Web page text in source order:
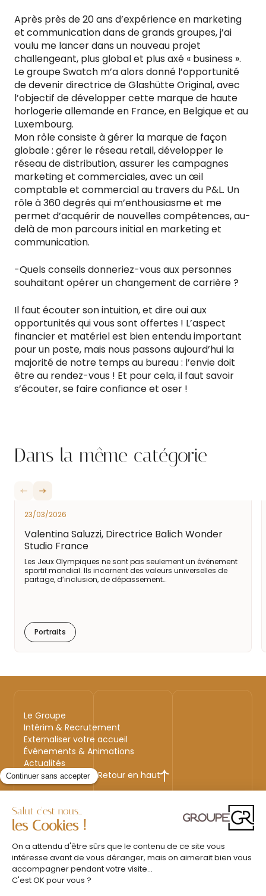
Après près de 20 ans d’expérience en marketing
et communication dans de grands groupes, j’ai
voulu me lancer dans un nouveau projet
challengeant, plus global et plus axé « business ».
Le groupe Swatch m’a alors donné l’opportunité
de devenir directrice de Glashütte Original, avec
l’objectif de développer cette marque de haute
horlogerie allemande en France, en Belgique et au
Luxembourg.
Mon rôle consiste à gérer la marque de façon
globale : gérer le réseau retail, développer le
réseau de distribution, assurer les campagnes
marketing et commerciales, avec un œil
comptable et commercial au travers du P&L. Un
rôle à 360 degrés qui m’enthousiasme et me
permet d’acquérir de nouvelles compétences, au-
delà de mon parcours initial en marketing et
communication.
-Quels conseils donneriez-vous aux personnes
souhaitant opérer un changement de carrière ?
Il faut écouter son intuition, et dire oui aux
opportunités qui vous sont offertes ! L’aspect
financier et matériel est bien entendu important
pour un poste, mais nous passons aujourd’hui la
majorité de notre temps au bureau : l’envie doit
être au rendez-vous ! Et pour cela, il faut savoir
s’écouter, se faire confiance et oser !
Dans la même catégorie
23/03/2026
Valentina Saluzzi, Directrice Balich Wonder
Studio France
Les Jeux Olympiques ne sont pas seulement un événement
sportif mondial. Ils incarnent des valeurs universelles de
partage, d’inclusion, de dépassement…
Portraits
Le Groupe
Intérim & Recrutement
Externaliser votre accueil
Événements & Animations
Actualités
Retour en haut